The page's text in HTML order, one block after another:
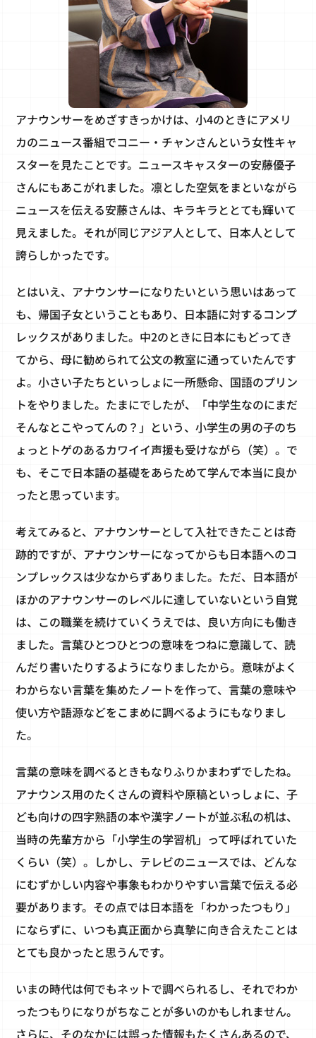
アナウンサーをめざすきっかけは、小4のときにアメリ
カのニュース番組でコニー・チャンさんという女性キャ
スターを見たことです。ニュースキャスターの安藤優子
さんにもあこがれました。凛とした空気をまといながら
ニュースを伝える安藤さんは、キラキラととても輝いて
見えました。それが同じアジア人として、日本人として
誇らしかったです。
とはいえ、アナウンサーになりたいという思いはあって
も、帰国子女ということもあり、日本語に対するコンプ
レックスがありました。中2のときに日本にもどってき
てから、母に勧められて公文の教室に通っていたんです
よ。小さい子たちといっしょに一所懸命、国語のプリン
トをやりました。たまにでしたが、「中学生なのにまだ
そんなとこやってんの？」という、小学生の男の子のち
ょっとトゲのあるカワイイ声援も受けながら（笑）。で
も、そこで日本語の基礎をあらためて学んで本当に良か
ったと思っています。
考えてみると、アナウンサーとして入社できたことは奇
跡的ですが、アナウンサーになってからも日本語へのコ
ンプレックスは少なからずありました。ただ、日本語が
ほかのアナウンサーのレベルに達していないという自覚
は、この職業を続けていくうえでは、良い方向にも働き
ました。言葉ひとつひとつの意味をつねに意識して、読
んだり書いたりするようになりましたから。意味がよく
わからない言葉を集めたノートを作って、言葉の意味や
使い方や語源などをこまめに調べるようにもなりまし
た。
言葉の意味を調べるときもなりふりかまわずでしたね。
アナウンス用のたくさんの資料や原稿といっしょに、子
ども向けの四字熟語の本や漢字ノートが並ぶ私の机は、
当時の先輩方から「小学生の学習机」って呼ばれていた
くらい（笑）。しかし、テレビのニュースでは、どんな
にむずかしい内容や事象もわかりやすい言葉で伝える必
要があります。その点では日本語を「わかったつもり」
にならずに、いつも真正面から真摯に向き合えたことは
とても良かったと思うんです。
いまの時代は何でもネットで調べられるし、それでわか
ったつもりになりがちなことが多いのかもしれません。
さらに、そのなかには誤った情報もたくさんあるので、